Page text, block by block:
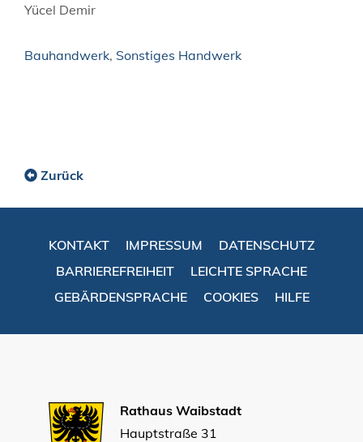
Yücel Demir
Bauhandwerk, Sonstiges Handwerk
Zurück
KONTAKT IMPRESSUM
DATENSCHUTZ
BARRIEREFREIHEIT
LEICHTE SPRACHE
GEBÄRDENSPRACHE
COOKIES HILFE
Rathaus Waibstadt
Hauptstraße 31